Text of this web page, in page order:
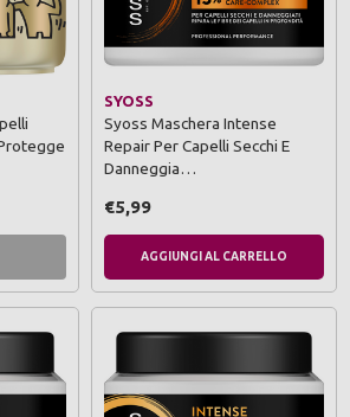
SYOSS
Syoss Maschera Intense
Repair Per Capelli Secchi E
Danneggia…
€5,99
AGGIUNGI AL CARRELLO